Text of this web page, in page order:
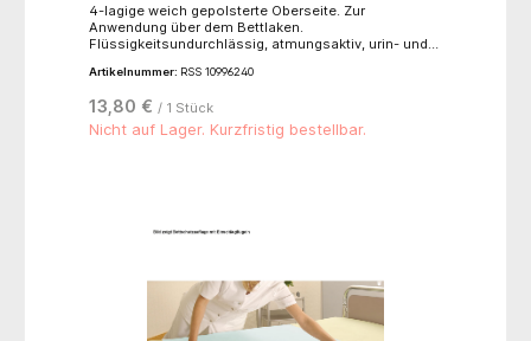
4-lagige weich gepolsterte Oberseite. Zur
Anwendung über dem Bettlaken.
Flüssigkeitsundurchlässig, atmungsaktiv, urin- und
(Normalwaschgang bei 95°C)- nicht bügeln- nicht
60°C, schonender Trocknungsprozess- Material:
Oberseite: 100% Polyester, Mittelschicht: Saugvlies
aus 80% Polyester, 20% Viskose, mit Polyurethan-
Artikelnummer: RSS 10996240
13,80 € / 1 Stück
Nicht auf Lager. Kurzfristig bestellbar.